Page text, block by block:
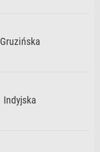
Gruzińska
Indyjska